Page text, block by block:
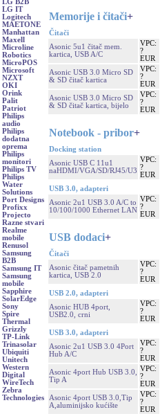
LG B2B
LG IT
Logitech
MAETONE
Manhattan
Maxell
Microline
Robotics
MicroPOS
Microsoft
NZXT
OKI
Orink
Palit
Patriot
Philips
audio
Philips
dodatna
oprema
Philips
monitori
Philips TV
Philips
Water
Solutions
Port Designs
Profixx
Projecto
Razne stvari
Realme
mobile
Renusol
Samsung
B2B
Samsung IT
Samsung
mobile
Sapphire
SolarEdge
Sony
Spire
Thermal
Grizzly
TP-Link
Trinasolar
Ubiquiti
Unitech
Western
Digital
WireTech
Zebra
Technologies
Memorije i čitači+
Čitači
Asonic 5u1 čitač mem.
kartica, USB A/C
VPC:
?
EUR
Asonic USB 3.0 Micro SD
& SD čitač kartica
VPC:
?
EUR
Asonic USB 3.0 Micro SD
& SD čitač kartica, bijelo
VPC:
?
EUR
Notebook - pribor+
Docking station
Asonic USB C 11u1
naHDMI/VGA/SD/RJ45/U3
VPC:
?
EUR
USB 3.0, adapteri
Asonic 2u1 USB 3.0 A/C to
10/100/1000 Ethernet LAN
VPC:
?
EUR
USB dodaci+
Čitači
Asonic čitač pametnih
kartica, USB 2.0
VPC:
?
EUR
USB 2.0, adapteri
Asonic HUB 4port,
USB2.0, crni
VPC:
?
EUR
USB 3.0, adapteri
Asonic 2u1 USB 3.0 4Port
Hub A/C
VPC:
?
EUR
Asonic 4port Hub USB 3.0,
Tip A
VPC:
?
EUR
Asonic 4port USB 3.0,Tip
A,aluminijsko kućište
VPC:
?
EUR